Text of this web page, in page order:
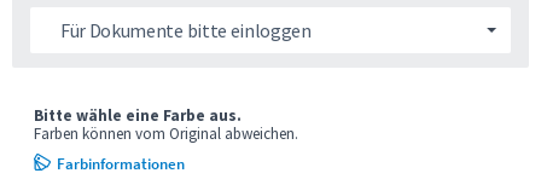
Für Dokumente bitte einloggen
Bitte wähle eine Farbe aus.
Farben können vom Original abweichen.
Farbinformationen